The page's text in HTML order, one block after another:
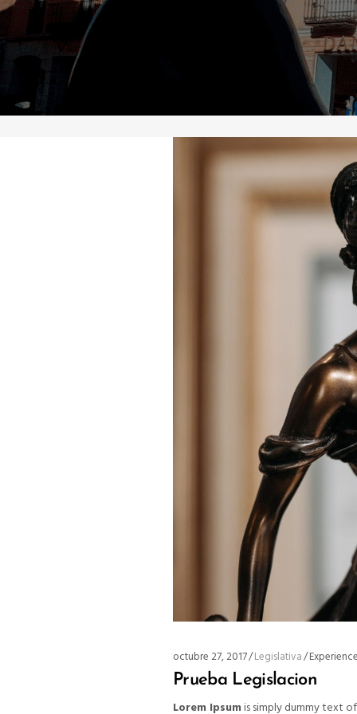
octubre 27, 2017 Legislativa Experience
Prueba Legislacion
Lorem Ipsumis simply dummy text